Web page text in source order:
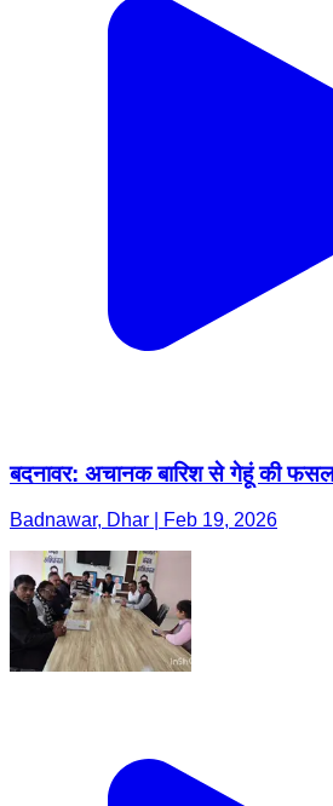
बदनावर: अचानक बारिश से गेहूं की
Badnawar, Dhar | Feb 19, 2026